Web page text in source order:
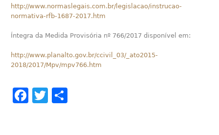
http://www.normaslegais.com.br/legislacao/instrucao-
normativa-rfb-1687-2017.htm
Íntegra da Medida Provisória nº 766/2017 disponível em:
http://www.planalto.gov.br/ccivil_03/_ato2015-
2018/2017/Mpv/mpv766.htm
Facebook
Twitter